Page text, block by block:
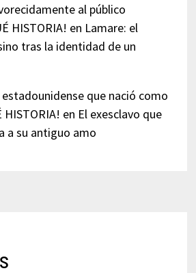
al público
HISTORIA! en Lamare: el
tras la identidad de un
que nació como
HISTORIA! en El exesclavo que
a su antiguo amo